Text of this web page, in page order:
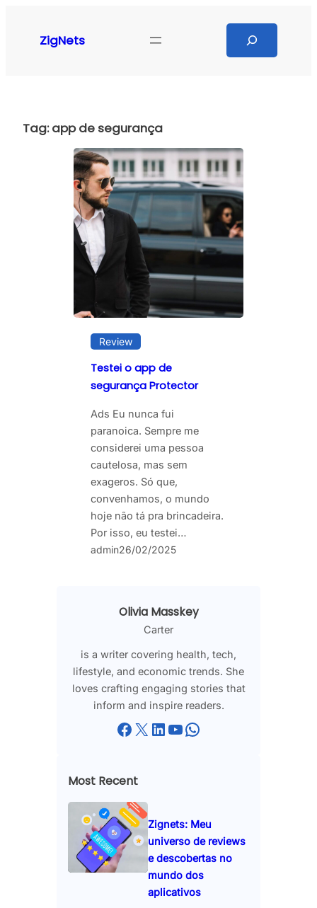
ZigNets
Tag:app de segurança
Review
Testei o app de
segurança Protector
Ads Eu nunca fui
paranoica. Sempre me
considerei uma pessoa
cautelosa, mas sem
exageros. Só que,
convenhamos, o mundo
hoje não tá pra brincadeira.
Por isso, eu testei…
admin26/02/2025
Olivia Masskey
Carter
is a writer covering health, tech,
lifestyle, and economic trends. She
loves crafting engaging stories that
inform and inspire readers.
Facebook X LinkedIn YouTube WhatsApp
Most Recent
Zignets: Meu
universo de reviews
e descobertas no
mundo dos
aplicativos